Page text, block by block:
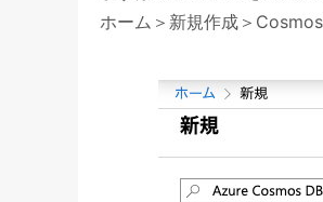
ホーム＞新規作成＞